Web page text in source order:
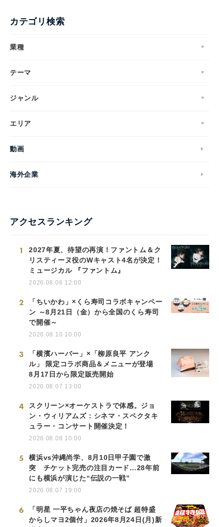
カテゴリ検索
業種
テーマ
ジャンル
エリア
動画
海外企業
アクセスランキング
1
2027年夏、待望の再演！ファントム＆ク
リスティーヌ役のWキャスト4名が決定！
ミュージカル 『ファントム』
2026.08.06 12:00
2
「ちいかわ」×くら寿司コラボキャンペー
ン ～8月21日（金）から全国のくら寿司
で開催～
2026.08.10 10:00
3
「横濱ハーバー」×「柳原良平 アンク
ル」 限定コラボ商品＆メニューが登場
8月17日から限定販売開始
2026.08.07 13:00
4
スクリーン×オーケストラで体感。ジョ
ン・ウィリアムズ：シネマ・スペクタキ
ュラー・コンサート開催決定！
2026.08.08 10:00
5
横浜vs沖縄尚学、8月10日甲子園で激
突 チケット完売の注目カード…28年前
にも横浜が演じた“伝説の一戦”
2026.08.07 19:00
6
「明星 一平ちゃん夜店の焼そば 超特盛
からしマヨ2個付」2026年8月24日(月)新